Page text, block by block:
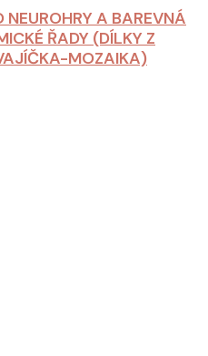
NEUROHRY A BAREVNÁ
ŘADY (DÍLKY Z
MOZAIKA)